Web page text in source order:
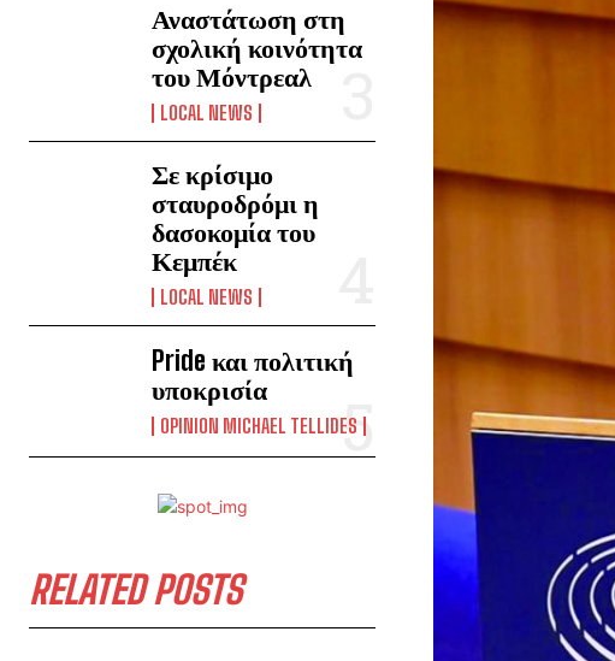
Αναστάτωση στη
σχολική κοινότητα
του Μόντρεαλ
LOCAL NEWS
Σε κρίσιμο
σταυροδρόμι η
δασοκομία του
Κεμπέκ
LOCAL NEWS
Pride και πολιτική
υποκρισία
OPINION MICHAEL TELLIDES
RELATED POSTS